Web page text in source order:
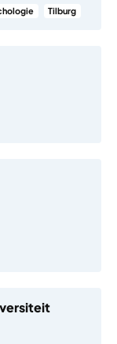
Tilburg